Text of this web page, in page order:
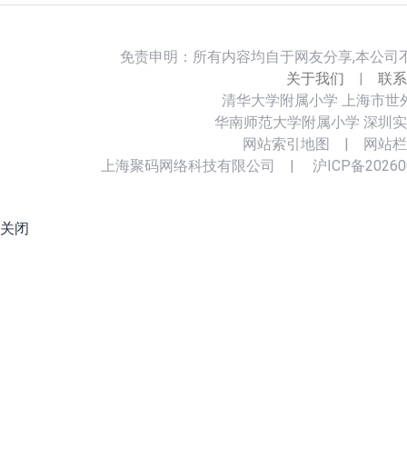
免责申明：所有内容均自于网友分享,本公
关于我们 | 联
清华大学附属小学 上海市世
华南师范大学附属小学 深圳
网站索引地图
| 网站
上海聚码网络科技有限公司
| 沪ICP备
关闭